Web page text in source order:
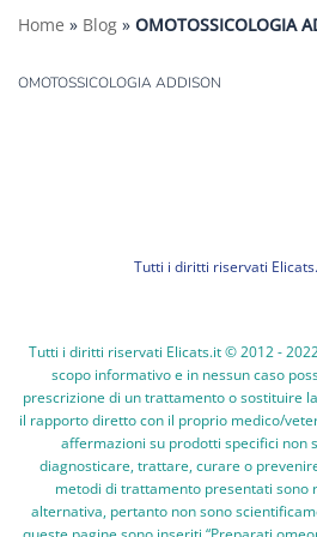
Home » Blog » OMOTOSSICOLOGIA
OMOTOSSICOLOGIA ADDISON
Tutti i diritti riservati
Tutti i diritti riservati Elicats.it © 2012 -
scopo informativo e in nessun caso
prescrizione di un trattamento o sostituire
il rapporto diretto con il proprio medico/
affermazioni su prodotti specifici non
diagnosticare, trattare, curare o
metodi di trattamento presentati sono
alternativa, pertanto non sono